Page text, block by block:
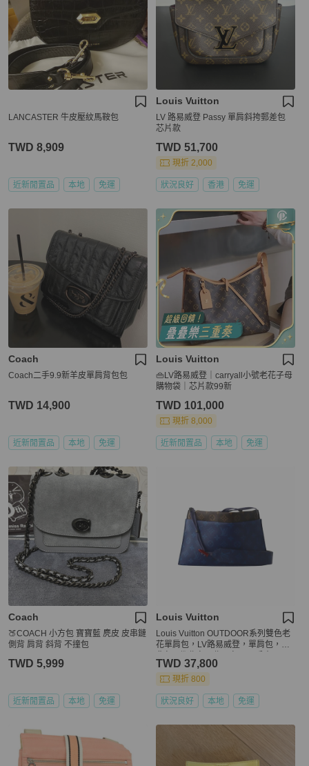
LANCASTER 牛皮壓紋馬鞍包
TWD 8,909
近新閒置品 本地 免運
Louis Vuitton
LV 路易威登 Passy 單肩斜挎郵差包
芯片款
TWD 51,700
現折 2,000
狀況良好 香港 免運
Coach
Coach二手9.9新羊皮單肩背包包
TWD 14,900
近新閒置品 本地 免運
Louis Vuitton
👜LV路易威登｜carryall小號老花子母
購物袋｜芯片款99新
TWD 101,000
現折 8,000
近新閒置品 本地 免運
Coach
🍑COACH 小方包 寶寶藍 麂皮 皮串鏈
側背 肩背 斜背 不撞包
TWD 5,999
近新閒置品 本地 免運
Louis Vuitton
Louis Vuitton OUTDOOR系列雙色老
花單肩包，LV路易威登，單肩包，肩
免運
TWD 37,800
現折 800
狀況良好 本地 免運